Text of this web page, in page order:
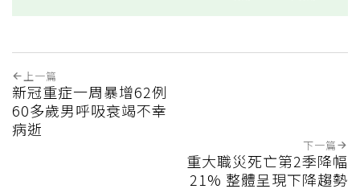
上一篇
新冠重症一周暴增62例
60多歲男呼吸衰竭不幸
病逝
下一篇
重大職災死亡第2季降幅
21% 整體呈現下降趨勢